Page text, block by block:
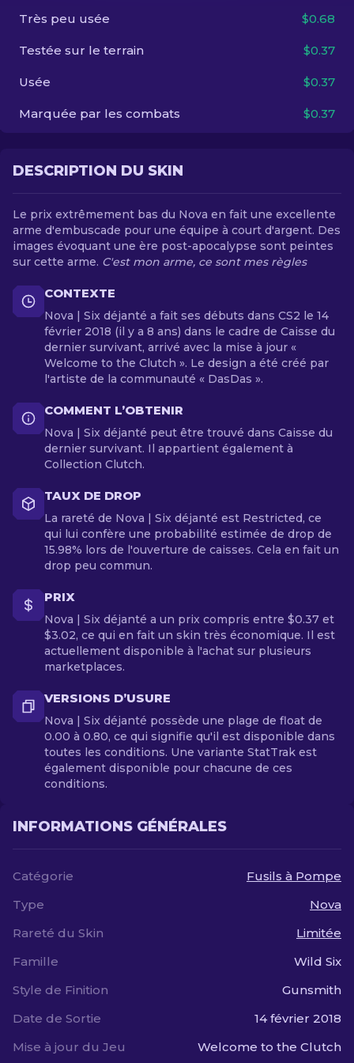
Très peu usée $0.68
Testée sur le terrain $0.37
Usée $0.37
Marquée par les combats $0.37
DESCRIPTION DU SKIN
Le prix extrêmement bas du Nova en fait une excellente
arme d'embuscade pour une équipe à court d'argent. Des
images évoquant une ère post-apocalypse sont peintes
sur cette arme. C'est mon arme, ce sont mes règles
CONTEXTE
Nova | Six déjanté a fait ses débuts dans CS2 le 14
février 2018 (il y a 8 ans) dans le cadre de Caisse du
dernier survivant, arrivé avec la mise à jour «
Welcome to the Clutch ». Le design a été créé par
l'artiste de la communauté « DasDas ».
COMMENT L’OBTENIR
Nova | Six déjanté peut être trouvé dans Caisse du
dernier survivant. Il appartient également à
Collection Clutch.
TAUX DE DROP
La rareté de Nova | Six déjanté est Restricted, ce
qui lui confère une probabilité estimée de drop de
15.98% lors de l'ouverture de caisses. Cela en fait un
drop peu commun.
PRIX
Nova | Six déjanté a un prix compris entre $0.37 et
$3.02, ce qui en fait un skin très économique. Il est
actuellement disponible à l'achat sur plusieurs
marketplaces.
VERSIONS D’USURE
Nova | Six déjanté possède une plage de float de
0.00 à 0.80, ce qui signifie qu'il est disponible dans
toutes les conditions. Une variante StatTrak est
également disponible pour chacune de ces
conditions.
INFORMATIONS GÉNÉRALES
Catégorie
Fusils à Pompe
Type
Nova
Rareté du Skin
Limitée
Famille
Wild Six
Style de Finition
Gunsmith
Date de Sortie
14 février 2018
Mise à jour du Jeu
Welcome to the Clutch